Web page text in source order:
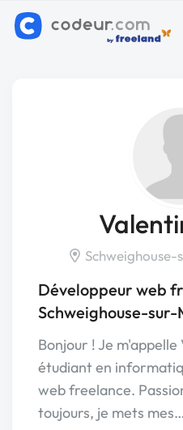
Développeur web
Schweighouse-sur-
Bonjour ! Je m'appelle
étudiant en
web freelance.
toujours, je mets mes…